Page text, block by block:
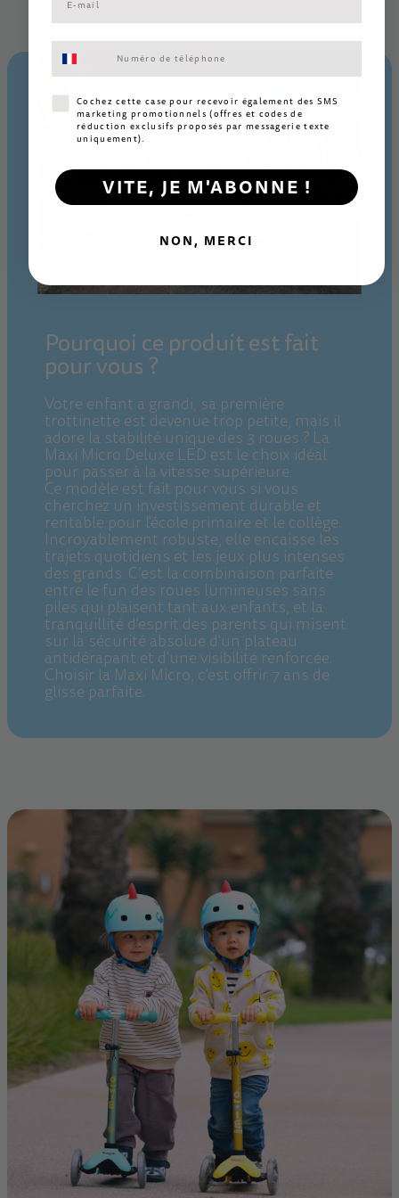
Pourquoi ce produit est fait
pour vous ?
Votre enfant a grandi, sa première
trottinette est devenue trop petite, mais il
adore la stabilité unique des 3 roues ? La
Maxi Micro Deluxe LED est le choix idéal
pour passer à la vitesse supérieure.
Ce modèle est fait pour vous si vous
cherchez un investissement durable et
rentable pour l'école primaire et le collège.
Incroyablement robuste, elle encaisse les
trajets quotidiens et les jeux plus intenses
des grands. C’est la combinaison parfaite
entre le fun des roues lumineuses sans
piles qui plaisent tant aux enfants, et la
tranquillité d'esprit des parents qui misent
sur la sécurité absolue d'un plateau
antidérapant et d'une visibilité renforcée.
Choisir la Maxi Micro, c'est offrir 7 ans de
glisse parfaite.
Consentement SMS marketing
Cochez cette case pour recevoir également des SMS
marketing promotionnels (offres et codes de
réduction exclusifs proposés par messagerie texte
uniquement).
VITE, JE M'ABONNE !
NON, MERCI